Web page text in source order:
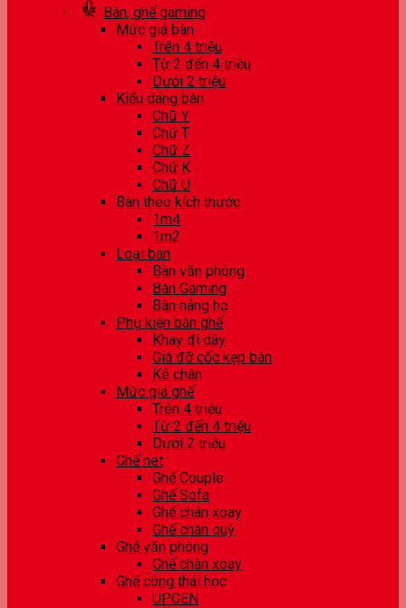
Bàn, ghế gaming
Mức giá bàn
Trên 4 triệu
Từ 2 đến 4 triệu
Dưới 2 triệu
Kiểu dáng bàn
Chữ Y
Chữ T
Chữ Z
Chữ K
Chữ U
Bàn theo kích thước
1m4
1m2
Loại bàn
Bàn văn phòng
Bàn Gaming
Bàn nâng hạ
Phụ kiện bàn ghế
Khay đi dây
Giá đỡ cốc kẹp bàn
Kê chân
Mức giá ghế
Trên 4 triệu
Từ 2 đến 4 triệu
Dưới 2 triệu
Ghế net
Ghế Couple
Ghế Sofa
Ghế chân xoay
Ghế chân quỳ
Ghế văn phòng
Ghế chân xoay
Ghế công thái học
UPGEN